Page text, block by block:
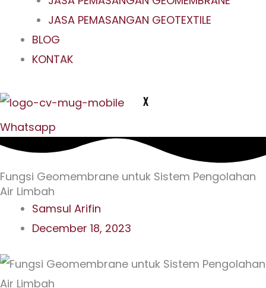
JASA PEMASANGAN GEOTEXTILE
BLOG
KONTAK
X
Whatsapp
Fungsi Geomembrane untuk Sistem Pengolahan
Air Limbah
Samsul Arifin
December 18, 2023